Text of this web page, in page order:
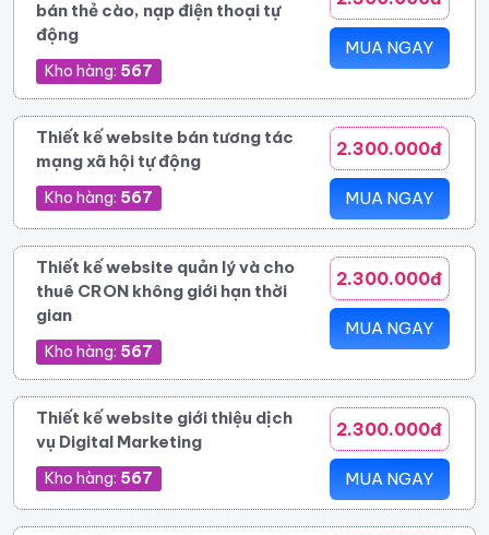
bán thẻ cào, nạp điện thoại tự
động
Kho hàng: 567
MUA NGAY
Thiết kế website bán tương tác
mạng xã hội tự động
Kho hàng: 567
2.300.000đ
MUA NGAY
Thiết kế website quản lý và cho
thuê CRON không giới hạn thời
gian
Kho hàng: 567
2.300.000đ
MUA NGAY
Thiết kế website giới thiệu dịch
vụ Digital Marketing
Kho hàng: 567
2.300.000đ
MUA NGAY